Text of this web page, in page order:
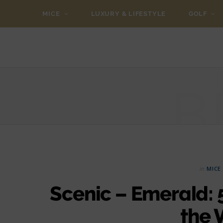
MICE LUXURY & LIFESTYLE GOLF
MICE
Scenic – Emerald:
the